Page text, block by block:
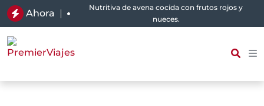
Ahora |
Nutritiva de avena cocida con frutos rojos y
nueces.